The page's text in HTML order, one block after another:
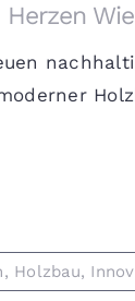
, Holzbau,